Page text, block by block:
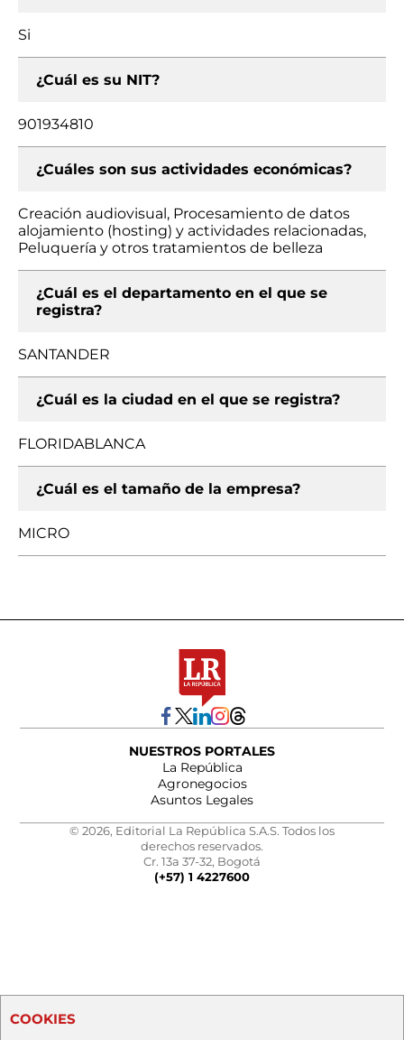
Si
¿Cuál es su NIT?
901934810
¿Cuáles son sus actividades económicas?
Creación audiovisual, Procesamiento de datos
alojamiento (hosting) y actividades relacionadas,
Peluquería y otros tratamientos de belleza
¿Cuál es el departamento en el que se
registra?
SANTANDER
¿Cuál es la ciudad en el que se registra?
FLORIDABLANCA
¿Cuál es el tamaño de la empresa?
MICRO
NUESTROS PORTALES
La República
Agronegocios
Asuntos Legales
© 2026, Editorial La República S.A.S. Todos los
derechos reservados.
Cr. 13a 37-32, Bogotá
(+57) 1 4227600
COOKIES